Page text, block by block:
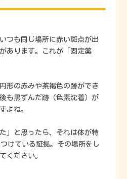
つも同じ場所に赤い斑点が出
あります。これが「固定薬
形の赤みや茶褐色の跡ができ
も黒ずんだ跡（色素沈着）が
よね。
」と思ったら、それは体が特
けている証拠。その場所をし
ください。